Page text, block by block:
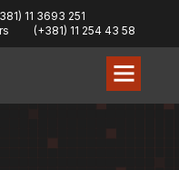
11 3693 251
(+381) 11 254 43 58